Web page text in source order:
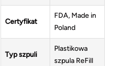
Certyfikat
FDA, Made in
Poland
Typ szpuli
Plastikowa
szpula ReFill